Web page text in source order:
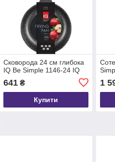
Сковорода 24 см глибока
IQ Be Simple 1146-24 IQ
641₴
Купити
1